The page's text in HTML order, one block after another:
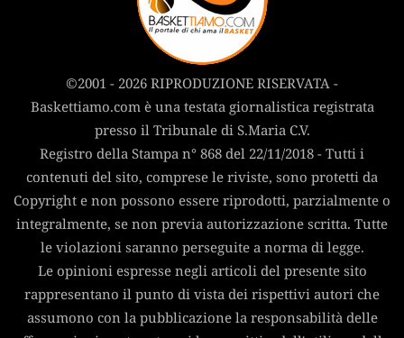
©2001 - 2026 RIPRODUZIONE RISERVATA -
Baskettiamo.com è una testata giornalistica registrata
presso il Tribunale di S.Maria C.V.
Registro della Stampa n° 868 del 22/11/2018 - Tutti i
contenuti del sito, comprese le riviste, sono protetti da
Copyright e non possono essere riprodotti, parzialmente o
integralmente, se non previa autorizzazione scritta. Tutte
le violazioni saranno perseguite a norma di legge.
Le opinioni espresse negli articoli del presente sito
rappresentano il punto di vista dei rispettivi autori che
assumono con la pubblicazione la responsabilità delle